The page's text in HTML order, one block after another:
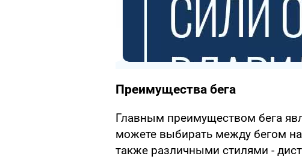
Преимущества бега
Главным преимуществом бега
можете выбирать между бегом
также различными стилями -